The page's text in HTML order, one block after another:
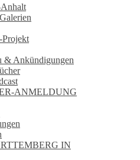
Anhalt
Projekt
& Ankündigungen
ANMELDUNG
IN